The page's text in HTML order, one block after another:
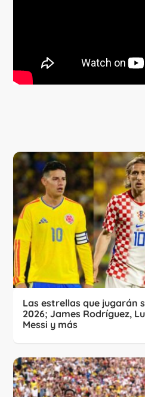
Las estrellas que jugarán
2026; James Rodríguez,
Messi y más